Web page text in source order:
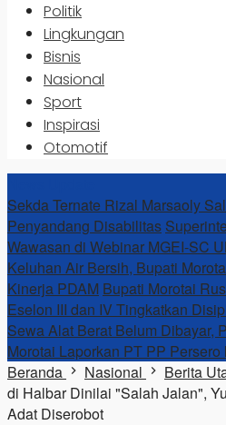
Politik
Lingkungan
Bisnis
Nasional
Sport
Inspirasi
Otomotif
Sekda Ternate Rizal Marsaoly
Penyandang Disabilitas
Wawasan di Webinar MGEI-SC
Keluhan Air Bersih, Bupati
Kinerja PDAM Bupati Morotai
Eselon III dan IV Tingkatkan
Sewa Alat Berat Belum Dibayar,
Morotai Laporkan PT PP
Beranda
Nasional Berita
di Halbar Dinilai "Salah Jalan",
Adat Diserobot